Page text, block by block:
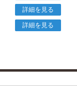
詳細を見る
詳細を見る